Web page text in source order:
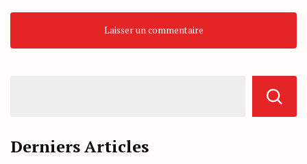
Derniers Articles